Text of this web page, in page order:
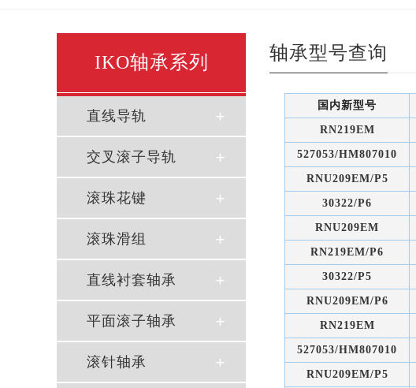
IKO轴承系列
直线导轨
交叉滚子导轨
滚珠花键
滚珠滑组
直线衬套轴承
平面滚子轴承
滚针轴承
轴承型号查询
国内新型号
RN219EM
527053/HM807010
RNU209EM/P5
30322/P6
RNU209EM
RN219EM/P6
30322/P5
RNU209EM/P6
RN219EM
527053/HM807010
RNU209EM/P5